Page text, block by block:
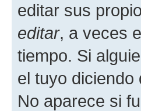
editar sus
editar, a veces
tiempo. Si
el tuyo
No aparece si